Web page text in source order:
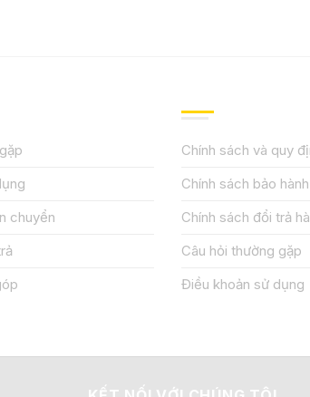
chuyển
Chính sách và quy
Chính sách bảo hành
Chính sách đổi trả
Câu hỏi thường gặp
Điều khoản sử dụng